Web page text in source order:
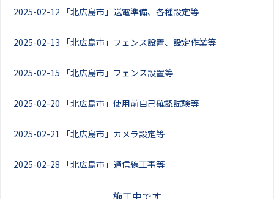
2025-02-12 「北広島市」送電準備、各種設定等
2025-02-13 「北広島市」フェンス設置、設定作業等
2025-02-15 「北広島市」フェンス設置等
2025-02-20 「北広島市」使用前自己確認試験等
2025-02-21 「北広島市」カメラ設定等
2025-02-28 「北広島市」通信線工事等
施工中です